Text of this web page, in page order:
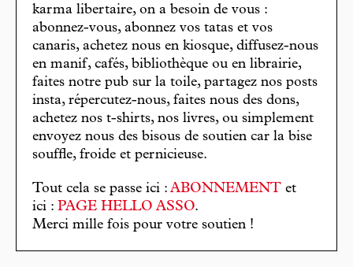
karma libertaire, on a besoin de vous :
abonnez-vous, abonnez vos tatas et vos
canaris, achetez nous en kiosque, diffusez-nous
en manif, cafés, bibliothèque ou en librairie,
faites notre pub sur la toile, partagez nos posts
insta, répercutez-nous, faites nous des dons,
achetez nos t-shirts, nos livres, ou simplement
envoyez nous des bisous de soutien car la bise
souffle, froide et pernicieuse.
Tout cela se passe ici : ABONNEMENT et
ici : PAGE HELLO ASSO.
Merci mille fois pour votre soutien !